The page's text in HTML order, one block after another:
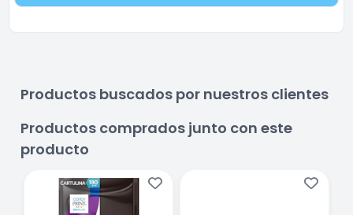
Productos buscados por nuestros clientes
Productos comprados junto con este
producto